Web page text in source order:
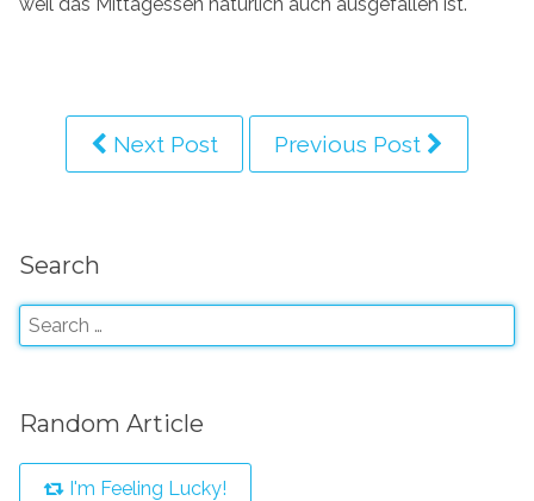
Next Post Previous Post
Search
Random Article
I'm Feeling Lucky!